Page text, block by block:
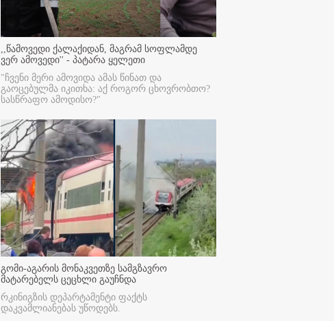
,,წამოვედი ქალაქიდან, მაგრამ სოფლამდე
ვერ ამოვედი'' - პატარა ყელეთი
"ჩვენი მერი ამოვიდა ამას წინათ და
გაოცებულმა იკითხა: აქ როგორ ცხოვრობთო?
სასწრაფო ამოდისო?"
გომი-აგარის მონაკვეთზე სამგზავრო
მატარებელს ცეცხლი გაუჩნდა
რკინიგზის დეპარტამენტი ფაქტს
დაკვამლიანებას უწოდებს.